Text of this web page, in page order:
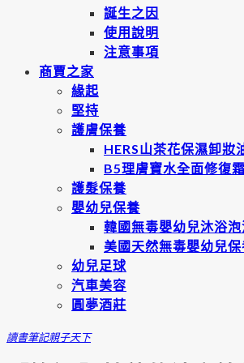
誕生之因
使用說明
注意事項
商賈之家
緣起
堅持
護膚保養
HERS山茶花保濕卸妝
B5理膚寶水全面修復霜
護髮保養
嬰幼兒保養
韓國無毒嬰幼兒沐浴
美國天然無毒嬰幼兒
幼兒足球
汽車美容
圓夢酒莊
讀書筆記親子天下